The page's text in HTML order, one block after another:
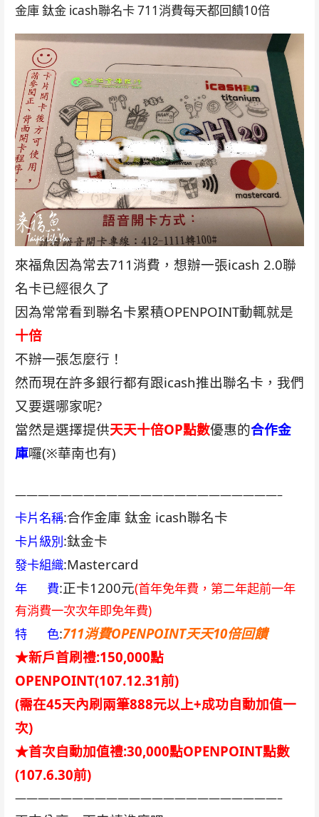
金庫 鈦金 icash聯名卡 711消費每天都回饋10倍
來福魚因為常去711消費，想辦一張icash 2.0聯
名卡已經很久了
因為常常看到聯名卡累積OPENPOINT動輒就是
十倍
不辦一張怎麼行！
然而現在許多銀行都有跟icash推出聯名卡，我們
又要選哪家呢?
當然是選擇提供天天十倍OP點數優惠的合作金
庫囉(※華南也有)
———————————————————————–
卡片名稱:合作金庫 鈦金 icash聯名卡
卡片級別:鈦金卡
發卡組織:Mastercard
年 費:正卡1200元(首年免年費，第二年起前一年
有消費一次次年即免年費)
特 色:711消費OPENPOINT天天10倍回饋
★新戶首刷禮:150,000點
OPENPOINT(107.12.31前)
(需在45天內刷兩筆888元以上+成功自動加值一
次)
★首次自動加值禮:30,000點OPENPOINT點數
(107.6.30前)
———————————————————————–